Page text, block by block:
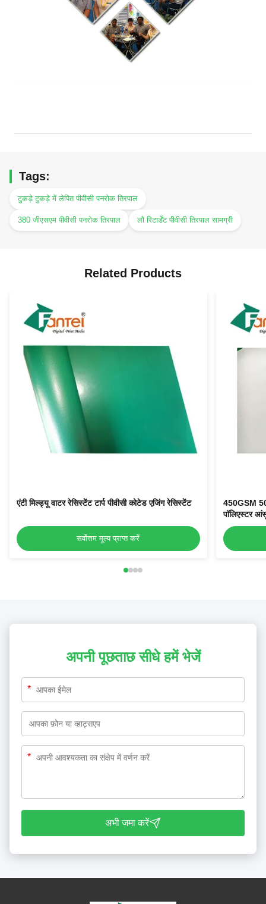
Tags:
टुकड़े टुकड़े में लेपित पीवीसी पनरोक तिरपाल
380 जीएसएम पीवीसी पनरोक तिरपाल लौ रिटार्डेंट पीवीसी तिरपाल सामग्री
Related Products
एंटी मिल्ड्यू वाटर रेसिस्टेंट टार्प पीवीसी कोटेड एजिंग रेसिस्टेंट
सर्वोत्तम मूल्य प्राप्त करें
450GSM
पॉलिएस्टर आंसू
अपनी पूछताछ सीधे हमें भेजें
*
*
अभी जमा करें